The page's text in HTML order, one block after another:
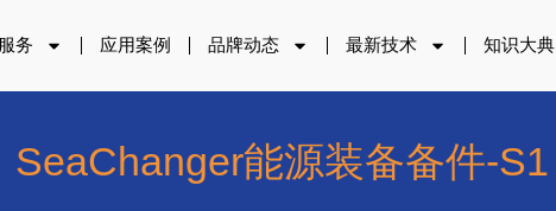
务 应用案例 品牌动态 最新技术 知识大典
SeaChanger能源装备备件-S1